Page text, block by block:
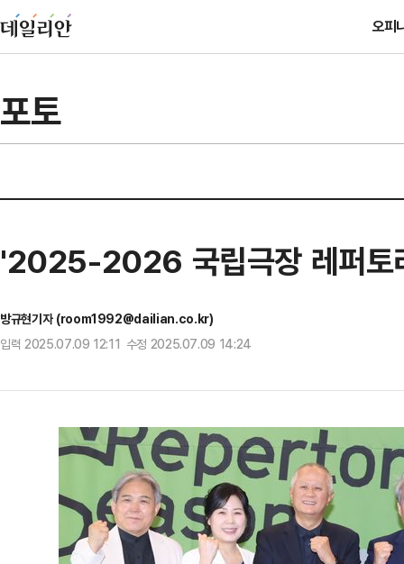
오피
포토
'2025-2026 국립극장 레퍼토
방규현기자 (room1992@dailian.co.kr)
입력 2025.07.09 12:11 수정 2025.07.09 14:24